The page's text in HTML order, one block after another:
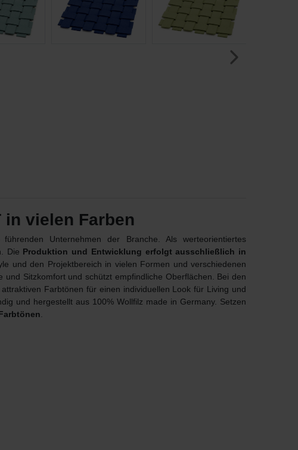
in vielen Farben
Unternehmen der Branche. Als werteorientiertes
Die Produktion und Entwicklung erfolgt ausschließlich in
und den Projektbereich in vielen Formen und verschiedenen
Sitzkomfort und schützt empfindliche Oberflächen. Bei den
Farbtönen für einen individuellen Look für Living und
und hergestellt aus 100% Wollfilz made in Germany. Setzen
.